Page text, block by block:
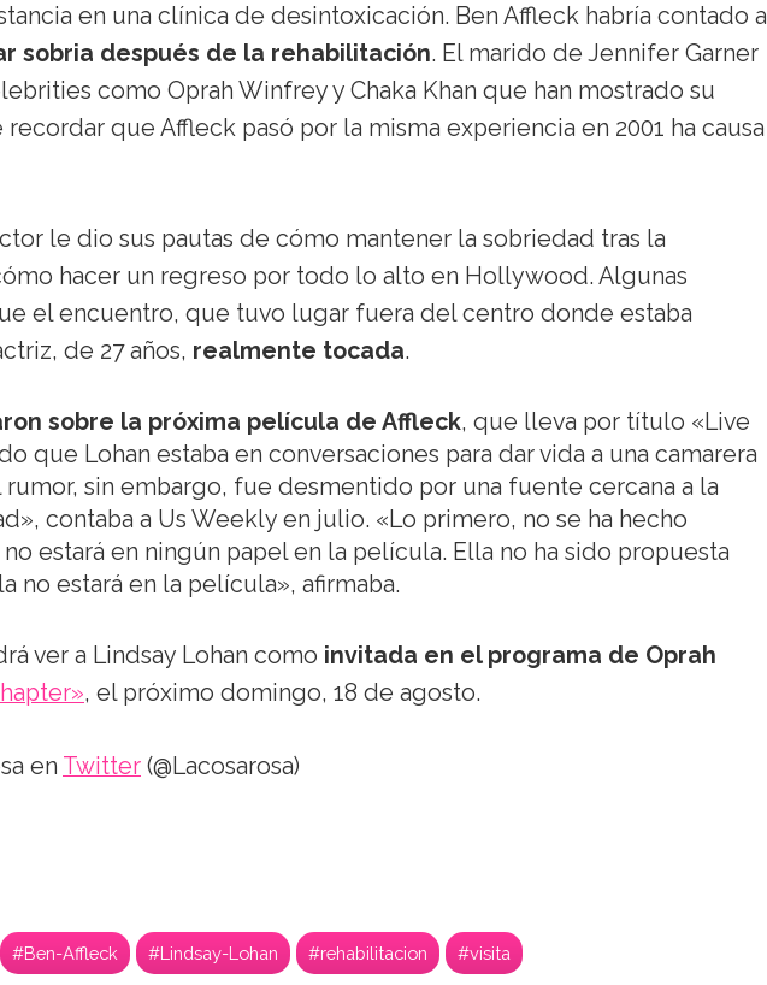
en una clínica de desintoxicación. Ben Affleck habría contado a
sobria después de la rehabilitación. El marido de Jennifer Garner
como Oprah Winfrey y Chaka Khan que han mostrado su
que Affleck pasó por la misma experiencia en 2001 ha causa
le dio sus pautas de cómo mantener la sobriedad tras la
hacer un regreso por todo lo alto en Hollywood. Algunas
el encuentro, que tuvo lugar fuera del centro donde estaba
de 27 años, realmente tocada.
sobre la próxima película de Affleck, que lleva por título «Live
que Lohan estaba en conversaciones para dar vida a una camarera
sin embargo, fue desmentido por una fuente cercana a la
contaba a Us Weekly en julio. «Lo primero, no se ha hecho
estará en ningún papel en la película. Ella no ha sido propuesta
no estará en la película», afirmaba.
ver a Lindsay Lohan como invitada en el programa de Oprah
, el próximo domingo, 18 de agosto.
en Twitter (@Lacosarosa)
#Ben-Affleck #Lindsay-Lohan #rehabilitacion #visita